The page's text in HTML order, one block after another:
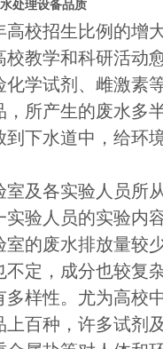
处理设备品质
高校招生比例的增
校教学和科研活动
化学试剂、雌激素
，所产生的废水多
到下水道中，给环
室及各实验人员所
验人员的实验内
室的废水排放量较
不定，成分也较复
多样性。尤为高校
上百种，许多试剂